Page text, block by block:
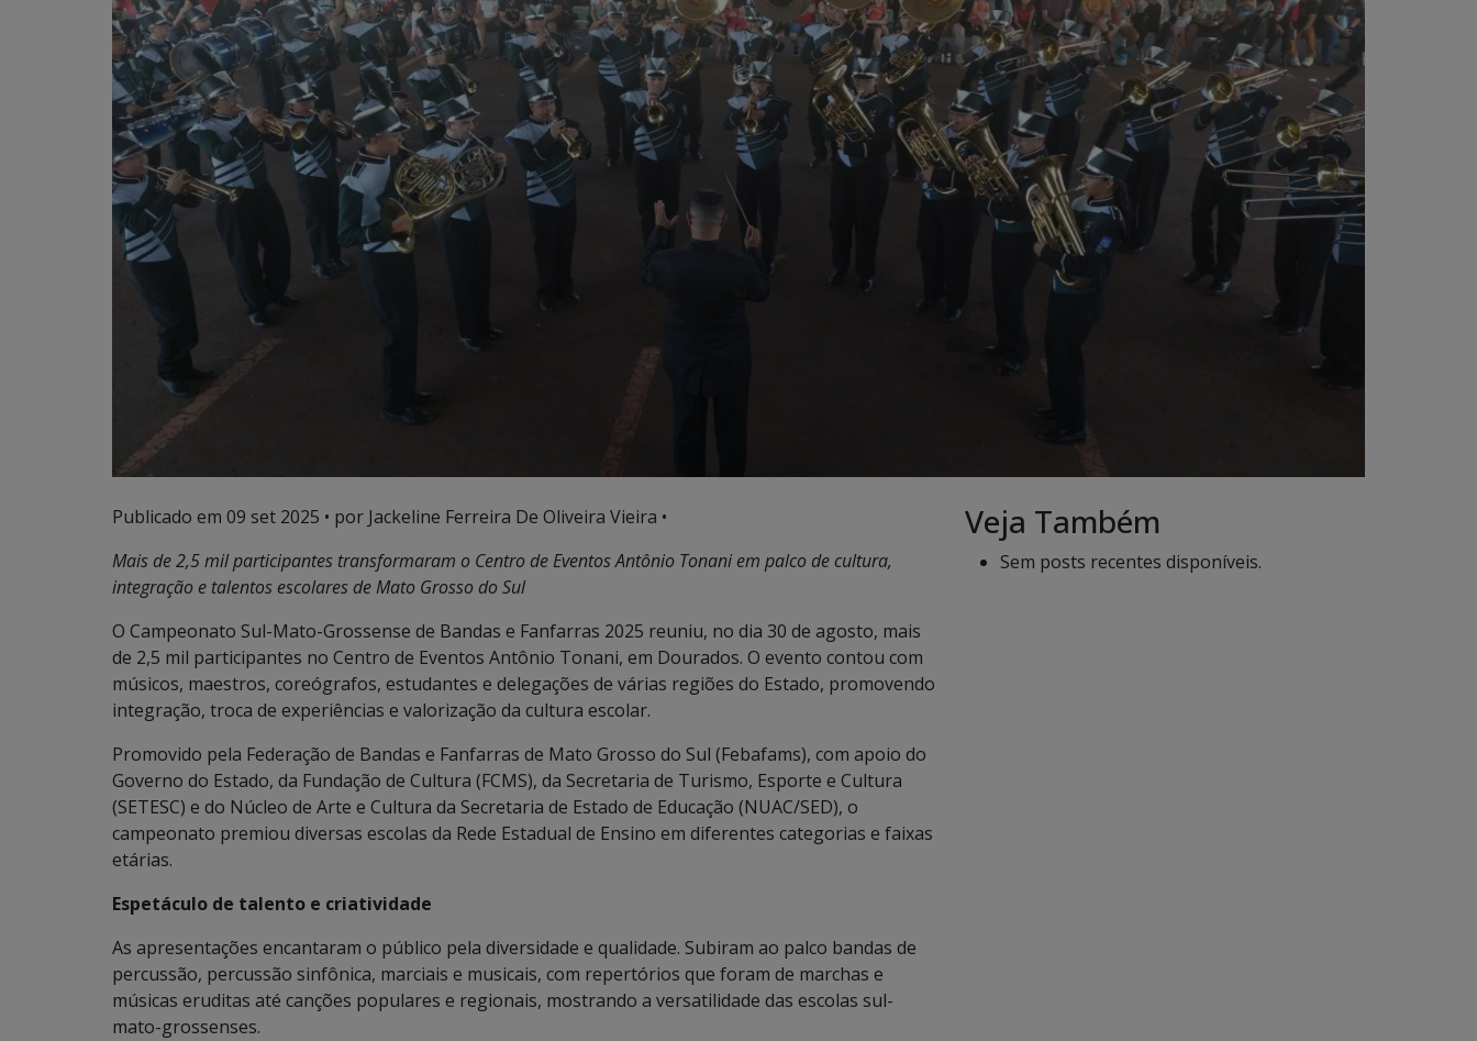
Publicado em 09 set 2025 • por Jackeline Ferreira De Oliveira Vieira •
Mais de 2,5 mil participantes transformaram o Centro de Eventos Antônio Tonani em palco de cultura,
integração e talentos escolares de Mato Grosso do Sul
O Campeonato Sul-Mato-Grossense de Bandas e Fanfarras 2025 reuniu, no dia 30 de agosto, mais
de 2,5 mil participantes no Centro de Eventos Antônio Tonani, em Dourados. O evento contou com
músicos, maestros, coreógrafos, estudantes e delegações de várias regiões do Estado, promovendo
integração, troca de experiências e valorização da cultura escolar.
Promovido pela Federação de Bandas e Fanfarras de Mato Grosso do Sul (Febafams), com apoio do
Governo do Estado, da Fundação de Cultura (FCMS), da Secretaria de Turismo, Esporte e Cultura
(SETESC) e do Núcleo de Arte e Cultura da Secretaria de Estado de Educação (NUAC/SED), o
campeonato premiou diversas escolas da Rede Estadual de Ensino em diferentes categorias e faixas
etárias.
Espetáculo de talento e criatividade
As apresentações encantaram o público pela diversidade e qualidade. Subiram ao palco bandas de
percussão, percussão sinfônica, marciais e musicais, com repertórios que foram de marchas e
músicas eruditas até canções populares e regionais, mostrando a versatilidade das escolas sul-
mato-grossenses.
Veja Também
Sem posts recentes disponíveis.